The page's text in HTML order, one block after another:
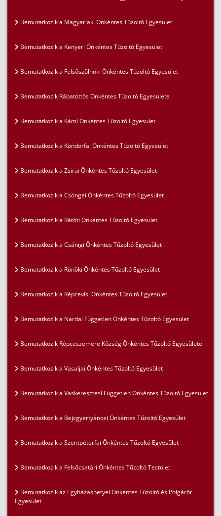
Bemutatkozik a Magyarlaki Önkéntes Tűzoltó Egyesület
Bemutatkozik a Kenyeri Önkéntes Tűzoltó Egyesület
Bemutatkozik a Felsőszölnöki Önkéntes Tűzoltó Egyesület
Bemutatkozik Rábatöttös Önkéntes Tűzoltó Egyesülete
Bemutatkozik a Kámi Önkéntes Tűzoltó Egyesület
Bemutatkozik a Kondorfai Önkéntes Tűzoltó Egyesület
Bemutatkozik a Zsirai Önkéntes Tűzoltó Egyesület
Bemutatkozik a Csöngei Önkéntes Tűzoltó Egyesület
Bemutatkozik a Rátóti Önkéntes Tűzoltó Egyesület
Bemutatkozik a Csánigi Önkéntes Tűzoltó Egyesület
Bemutatkozik a Rönöki Önkéntes Tűzoltó Egyesület
Bemutatkozik a Répcevisi Önkéntes Tűzoltó Egyesület
Bemutatkozik a Nardai Független Önkéntes Tűzoltó Egyesület
Bemutatkozik Répceszemere Község Önkéntes Tűzoltó Egyesülete
Bemutatkozik a Vasaljai Önkéntes Tűzoltó Egyesület
Bemutatkozik a Vaskeresztesi Független Önkéntes Tűzoltó Egyesület
Bemutatkozik a Bejcgyertyánosi Önkéntes Tűzoltó Egyesület
Bemutatkozik a Szentpéterfai Önkéntes Tűzoltó Egyesület
Bemutatkozik a Felsőcsatári Önkéntes Tűzoltó Testület
Bemutatkozik az Egyházashetyei Önkéntes Tűzoltó és Polgárőr
Egyesület